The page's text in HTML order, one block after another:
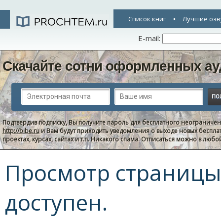
Список книг Лучшие
E-mail:
Скачайте сотни оформленных
Подтвердив подписку, Вы получите пароль для бесплатного
http://bibe.ruи Вам будут приходить уведомления о выходе новых
проектах, курсах, сайтах и т.п. Никакого спама. Отписаться можно в
Просмотр
доступен.